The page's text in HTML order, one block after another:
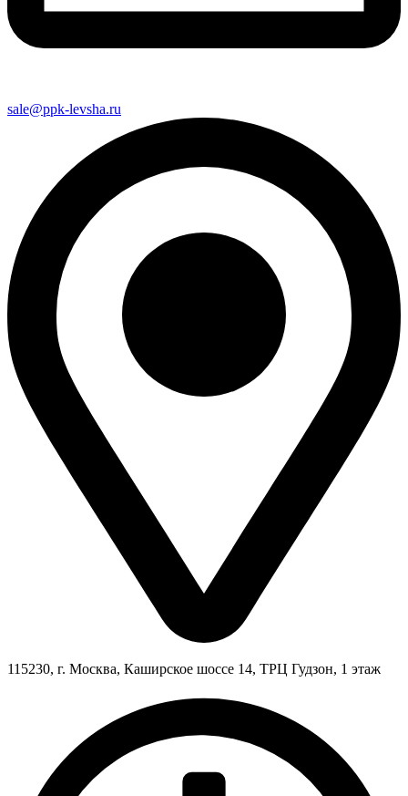
sale@ppk-levsha.ru
115230, г. Москва, Каширское шоссе 14, ТРЦ Гудзон, 1 этаж